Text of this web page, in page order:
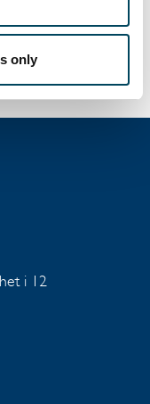
only
i 12